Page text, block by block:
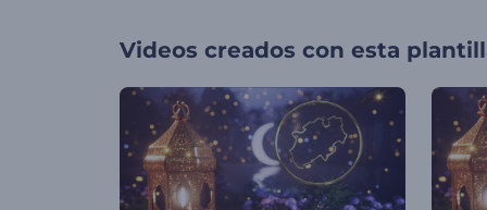
Videos creados con esta